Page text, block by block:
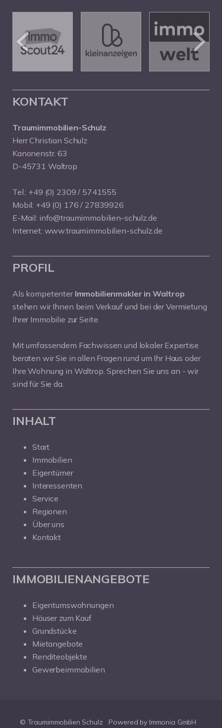
KONTAKT
Traumimmobilien-Schulz
Herr Christian Schulz
Kanonenstr. 63
D-45731 Waltrop
Tel.: +49 (0) 2309 / 5741555
Mobil: +49 (0) 176 / 27839926
E-Mail: info@traumimmobilien-schulz.de
Internet: www.traumimmobilien-schulz.de
PROFIL
Als kompetenter Immobilienmakler in Waltrop
stehen wir Ihnen beim Verkauf und bei der Vermietung
Ihrer Immobilie zur Seite.
Mit umfassendem Fachwissen und lokaler Expertise
beraten wir Sie in allen Fragen rund um Ihr Haus oder
Ihre Wohnung in Waltrop. Sprechen Sie uns an - wir
sind für Sie da.
INHALT
Start
Immobilien
Eigentümer
Interessenten
Service
Regionen
Über uns
Kontakt
IMMOBILIENANGEBOTE
Eigentumswohnungen
Häuser zum Kauf
Grundstücke
Mietangebote
Renditeobjekte
Gewerbeimmobilien
© Traumimmobilien Schulz Powered by Immonia GmbH